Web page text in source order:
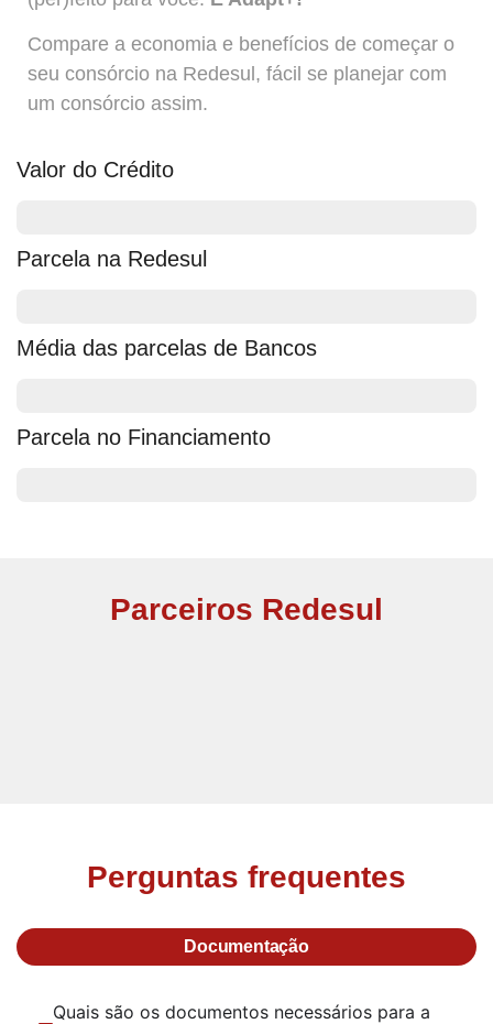
Valor do Crédito
Parcela na Redesul
Média das parcelas de Bancos
Parcela no Financiamento
Compare a economia e benefícios de começar o
seu consórcio na Redesul, fácil se planejar com
um consórcio assim.
Parceiros Redesul
Perguntas frequentes
Documentação
Quais são os documentos necessários para a